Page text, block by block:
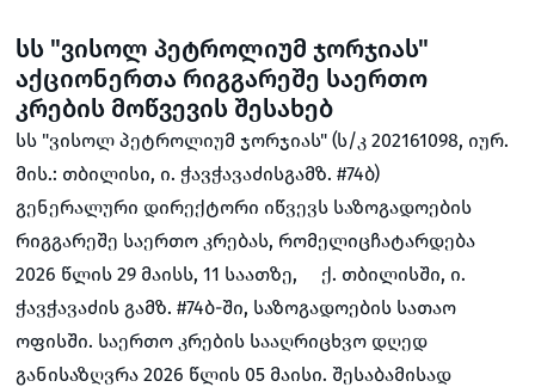
სს "ვისოლ პეტროლიუმ ჯორჯიას"
აქციონერთა რიგგარეშე საერთო
კრების მოწვევის შესახებ
სს "ვისოლ პეტროლიუმ ჯორჯიას" (ს/კ 202161098, იურ.
მის.: თბილისი, ი. ჭავჭავაძისგამზ. #74ბ)
გენერალური დირექტორი იწვევს საზოგადოების
რიგგარეშე საერთო კრებას, რომელიცჩატარდება
2026 წლის 29 მაისს, 11 საათზე, ქ. თბილისში, ი.
ჭავჭავაძის გამზ. #74ბ-ში, საზოგადოების სათაო
ოფისში. საერთო კრების სააღრიცხვო დღედ
განისაზღვრა 2026 წლის 05 მაისი. შესაბამისად